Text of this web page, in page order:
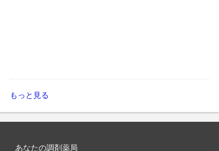
もっと見る
あなたの調剤薬局